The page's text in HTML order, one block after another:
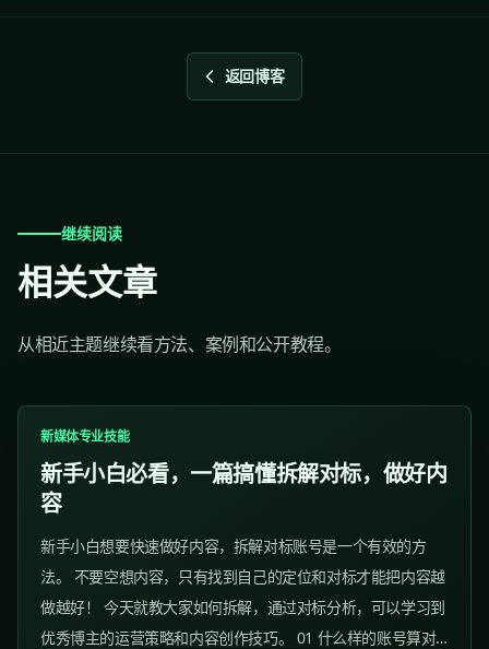
返回博客
继续阅读
相关文章
从相近主题继续看方法、案例和公开教程。
新媒体专业技能
新手小白必看，一篇搞懂拆解对标，做好内
容
新手小白想要快速做好内容，拆解对标账号是一个有效的方
法。 不要空想内容，只有找到自己的定位和对标才能把内容越
做越好！ 今天就教大家如何拆解，通过对标分析，可以学习到
优秀博主的运营策略和内容创作技巧。 01 什么样的账号算对